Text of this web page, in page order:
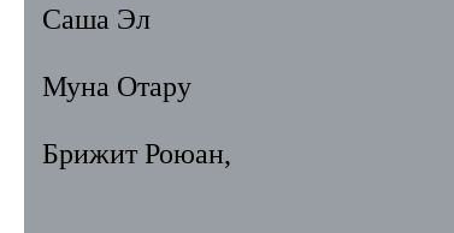
Саша Эл
Муна Отару
Брижит Роюан,